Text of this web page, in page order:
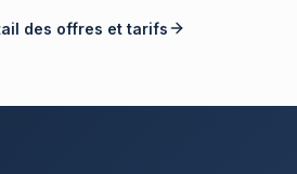
des offres et tarifs